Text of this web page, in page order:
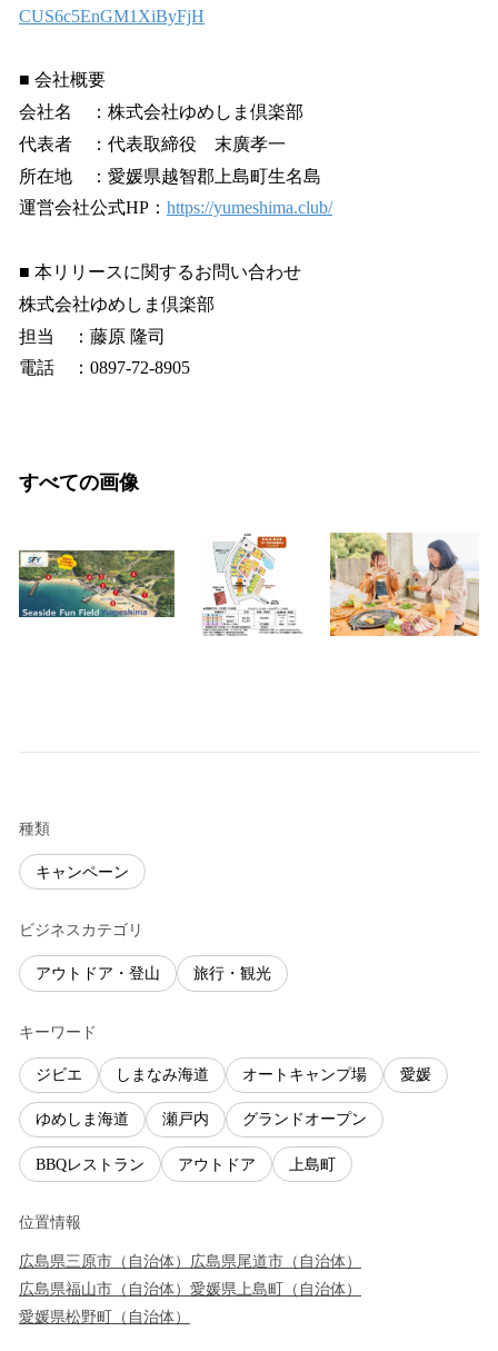
CUS6c5EnGM1XiByFjH
■ 会社概要
会社名 ：株式会社ゆめしま倶楽部
代表者 ：代表取締役 末廣孝一
所在地 ：愛媛県越智郡上島町生名島
運営会社公式HP： https://yumeshima.club/
■ 本リリースに関するお問い合わせ
株式会社ゆめしま倶楽部
担当 ：藤原 隆司
電話 ：0897-72-8905
すべての画像
種類
キャンペーン
ビジネスカテゴリ
アウトドア・登山 旅行・観光
キーワード
ジビエ しまなみ海道 オートキャンプ場 愛媛
ゆめしま海道 瀬戸内 グランドオープン
BBQレストラン アウトドア 上島町
位置情報
広島県三原市 （ 自治体） 広島県尾道市 （ 自治体）
広島県福山市 （ 自治体） 愛媛県上島町 （ 自治体）
愛媛県松野町 （ 自治体）